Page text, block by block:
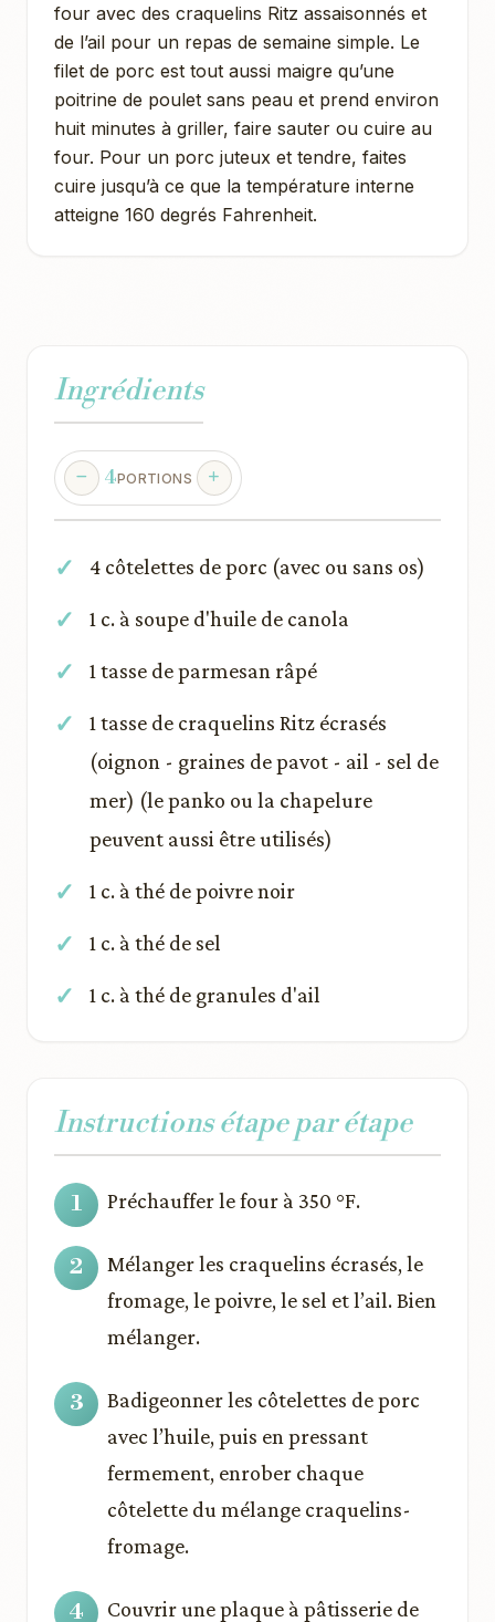
four avec des craquelins Ritz assaisonnés et
de l’ail pour un repas de semaine simple. Le
filet de porc est tout aussi maigre qu’une
poitrine de poulet sans peau et prend environ
huit minutes à griller, faire sauter ou cuire au
four. Pour un porc juteux et tendre, faites
cuire jusqu’à ce que la température interne
atteigne 160 degrés Fahrenheit.
Ingrédients
4PORTIONS
4 côtelettes de porc (avec ou sans os)
1 c. à soupe d'huile de canola
1 tasse de parmesan râpé
1 tasse de craquelins Ritz écrasés
(oignon - graines de pavot - ail - sel de
mer) (le panko ou la chapelure
peuvent aussi être utilisés)
1 c. à thé de poivre noir
1 c. à thé de sel
1 c. à thé de granules d'ail
Instructions étape par étape
Préchauffer le four à 350 °F.
Mélanger les craquelins écrasés, le
fromage, le poivre, le sel et l’ail. Bien
mélanger.
Badigeonner les côtelettes de porc
avec l’huile, puis en pressant
fermement, enrober chaque
côtelette du mélange craquelins-
fromage.
Couvrir une plaque à pâtisserie de